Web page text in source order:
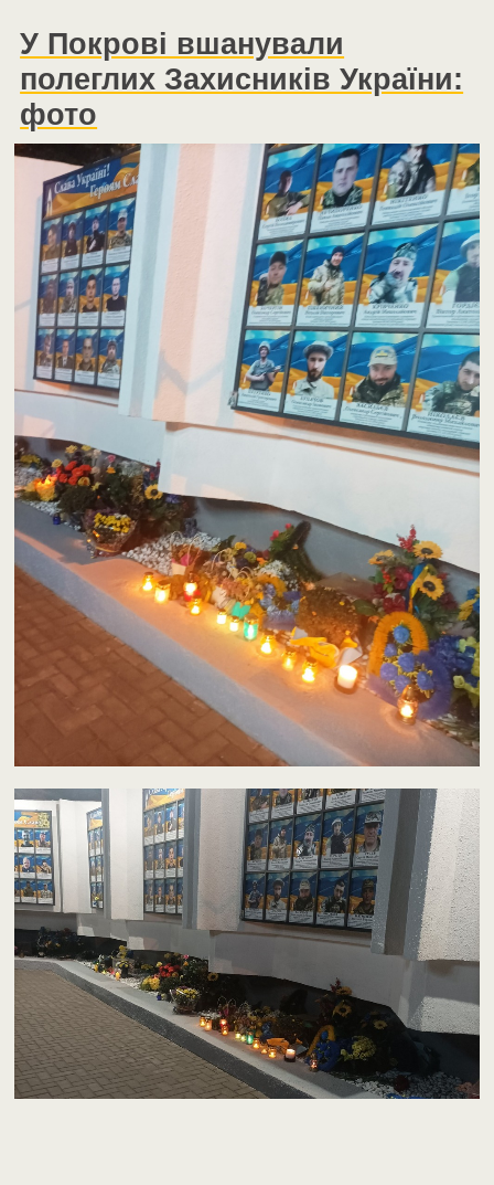
У Покрові вшанували
полеглих Захисників України:
фото